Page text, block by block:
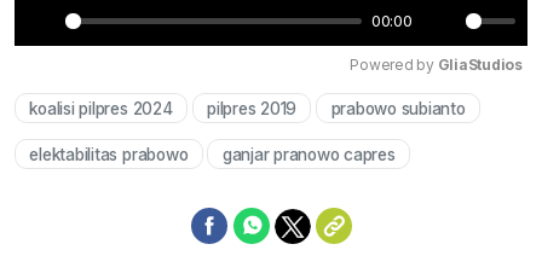
Play
00:00
Mute
Powered by GliaStudios
koalisi pilpres 2024 pilpres 2019 prabowo subianto
elektabilitas prabowo ganjar pranowo capres